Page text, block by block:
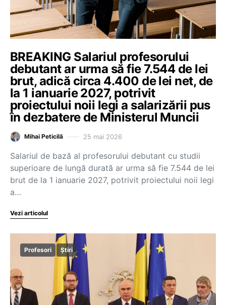
BREAKING Salariul profesorului
debutant ar urma să fie 7.544 de lei
brut, adică circa 4.400 de lei net, de
la 1 ianuarie 2027, potrivit
proiectului noii legi a salarizării pus
în dezbatere de Ministerul Muncii
Mihai Peticilă 25 mai 2026
Salariul de bază al profesorului debutant cu studii
superioare de lungă durată ar urma să fie 7.544 de lei
brut de la 1 ianuarie 2027, potrivit proiectului noii legi
a…
Vezi articolul
Profesori Știri